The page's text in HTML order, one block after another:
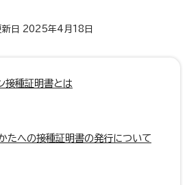
日 2025年4月18日
接種証明書とは
たへの接種証明書の発行について